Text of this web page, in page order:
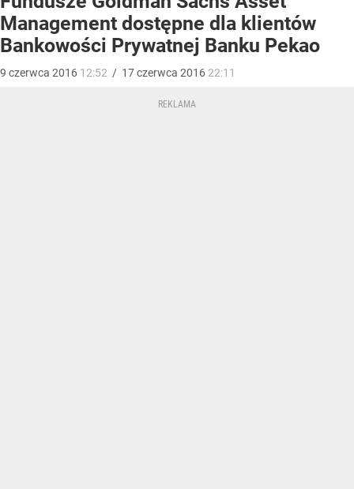
Management dostępne dla klientów
Bankowości Prywatnej Banku Pekao
9 czerwca 2016 12:52 / 17czerwca 2016 22:11